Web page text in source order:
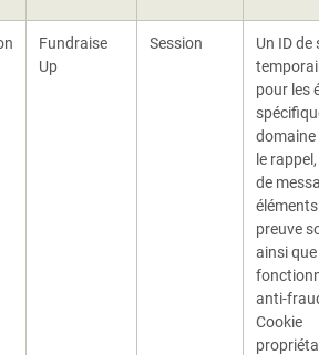
Fundraise
Up
Session
Un ID de
pour les
domaine
le
de
preuve
ainsi
anti-
Cookie